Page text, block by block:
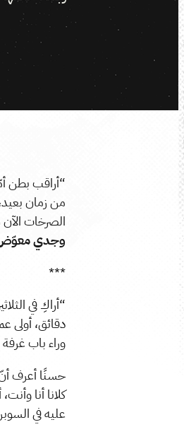
“أراقب بطن
من زمان
الصرخات
وجدي
***
“أراكِ في
دقائق، أولى
وراء باب
حسنًا أعرف
كلانا أنا
عليه في